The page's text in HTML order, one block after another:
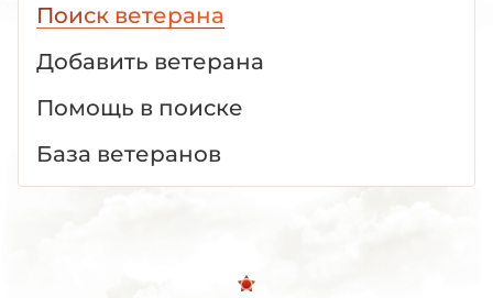
Поиск ветерана
Добавить ветерана
Помощь в поиске
База ветеранов